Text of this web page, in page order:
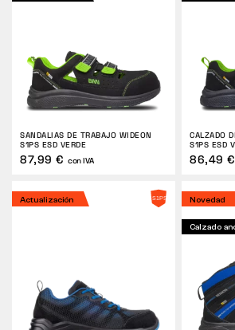
SANDALIAS DE TRABAJO WIDEON
S1PS ESD VERDE
87,99 € con IVA
CALZADO
S1PS ESD
86,49 €
Actualización Novedad
Calzado